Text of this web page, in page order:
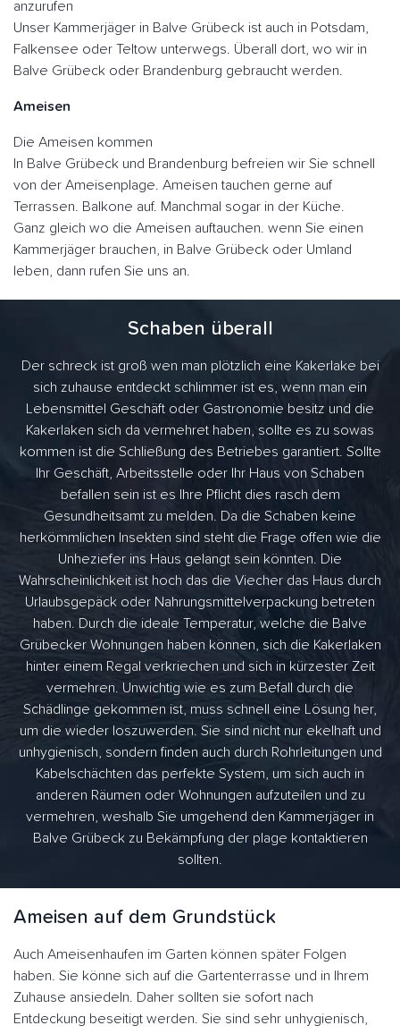
anzurufen
Unser Kammerjäger in Balve Grübeck ist auch in Potsdam,
Falkensee oder Teltow unterwegs. Überall dort, wo wir in
Balve Grübeck oder Brandenburg gebraucht werden.
Ameisen
Die Ameisen kommen
In Balve Grübeck und Brandenburg befreien wir Sie schnell
von der Ameisenplage. Ameisen tauchen gerne auf
Terrassen. Balkone auf. Manchmal sogar in der Küche.
Ganz gleich wo die Ameisen auftauchen. wenn Sie einen
Kammerjäger brauchen, in Balve Grübeck oder Umland
leben, dann rufen Sie uns an.
Schaben überall
Der schreck ist groß wen man plötzlich eine Kakerlake bei
sich zuhause entdeckt schlimmer ist es, wenn man ein
Lebensmittel Geschäft oder Gastronomie besitz und die
Kakerlaken sich da vermehret haben, sollte es zu sowas
kommen ist die Schließung des Betriebes garantiert. Sollte
Ihr Geschäft, Arbeitsstelle oder Ihr Haus von Schaben
befallen sein ist es Ihre Pflicht dies rasch dem
Gesundheitsamt zu melden. Da die Schaben keine
herkömmlichen Insekten sind steht die Frage offen wie die
Unheziefer ins Haus gelangt sein könnten. Die
Wahrscheinlichkeit ist hoch das die Viecher das Haus durch
Urlaubsgepäck oder Nahrungsmittelverpackung betreten
haben. Durch die ideale Temperatur, welche die Balve
Grübecker Wohnungen haben können, sich die Kakerlaken
hinter einem Regal verkriechen und sich in kürzester Zeit
vermehren. Unwichtig wie es zum Befall durch die
Schädlinge gekommen ist, muss schnell eine Lösung her,
um die wieder loszuwerden. Sie sind nicht nur ekelhaft und
unhygienisch, sondern finden auch durch Rohrleitungen und
Kabelschächten das perfekte System, um sich auch in
anderen Räumen oder Wohnungen aufzuteilen und zu
vermehren, weshalb Sie umgehend den Kammerjäger in
Balve Grübeck zu Bekämpfung der plage kontaktieren
sollten.
Ameisen auf dem Grundstück
Auch Ameisenhaufen im Garten können später Folgen
haben. Sie könne sich auf die Gartenterrasse und in Ihrem
Zuhause ansiedeln. Daher sollten sie sofort nach
Entdeckung beseitigt werden. Sie sind sehr unhygienisch,